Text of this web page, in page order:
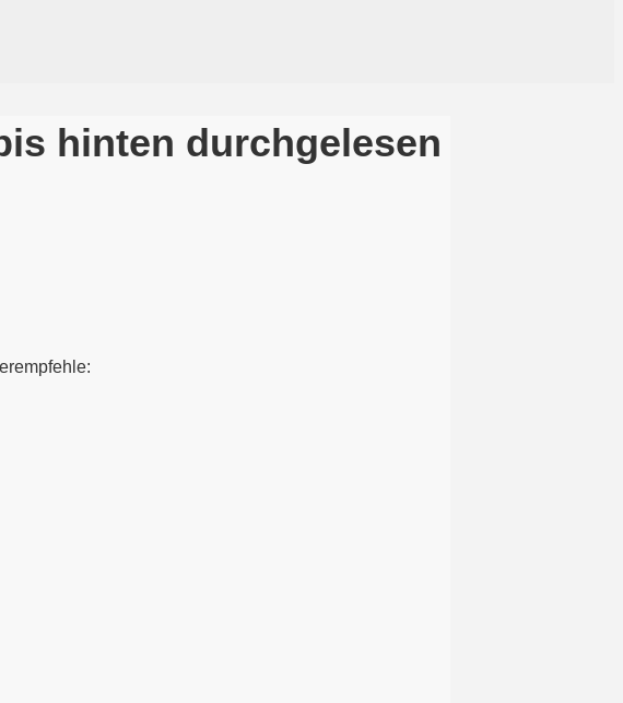
hinten durchgelesen